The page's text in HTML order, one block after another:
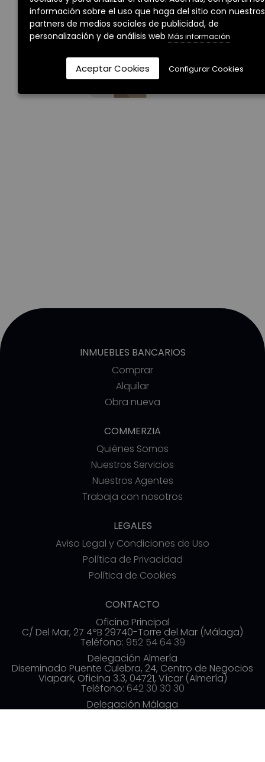
INMUEBLES BANCARIOS
Comprar
Alquilar
Obra nueva
COMMERZIA
Quiénes Somos
Nuestros Servicios
Nuestros Agentes
Trabaja con nosotros
LEGALES
Aviso Legal y Condiciones de Uso
Política de Privacidad
Política de Cookies
CONTACTO
Oficina Principal
C/ Del Mar, 27 4ºB 29740-Torre del Mar (Málaga)
Teléfono: 952 54 64 39
Delegación Almería
Diseminado Puente Culebra, 24, Centro de Negocios
Viapark, Oficina 3.3, 04721, Vícar (Almería)
Teléfono: 642 30 30 30
Delegación Málaga
información sobre el uso que haga del sitio con nuestros
partners de medios sociales de publicidad, de
personalización y de análisis web Más información
Aceptar Cookies Configurar Cookies